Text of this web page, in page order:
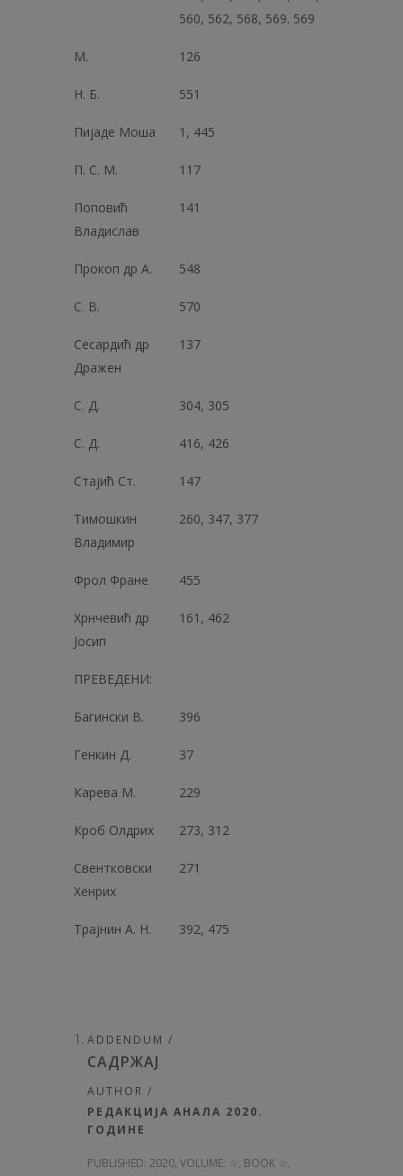
560, 562, 568, 569. 569
М. 126
Н. Б. 551
Пијаде Моша 1, 445
П. С. М. 117
Поповић
Владислав
141
Прокоп др А. 548
C. В. 570
Сесардић др
Дражен
137
С. Д. 304, 305
С. Д. 416, 426
Стајић Ст. 147
Тимошкин
Владимир
260, 347, 377
Фрол Фране 455
Хрнчевић др
Јосип
161, 462
ПРЕВЕДЕНИ:
Багински В. 396
Генкин Д. 37
Карева М. 229
Кроб Олдрих 273, 312
Свентковски
Хенрих
271
Трајнин А. Н. 392, 475
ADDENDUM /
САДРЖАЈ
AUTHOR /
РЕДАКЦИЈА АНАЛА 2020.
ГОДИНЕ
PUBLISHED: 2020, VOLUME: ☆ , BOOK ☆,